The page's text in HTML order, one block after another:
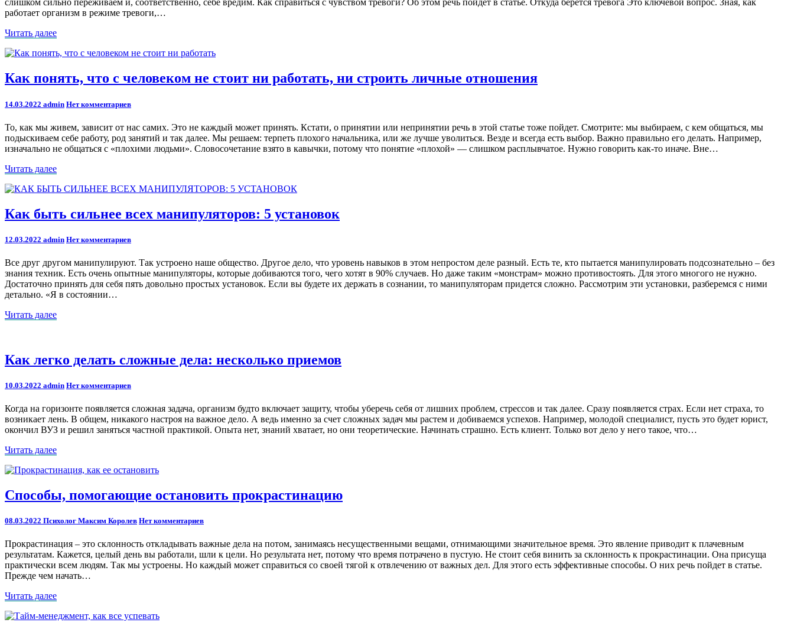
слишком сильно переживаем и, соответственно, себе вредим. Как справиться с чувством тревоги? Об этом речь пойдет в статье. Откуда берется тревога Это ключевой вопрос. Зная, как
работает организм в режиме тревоги,…
Читать далееЧитать
Как
понять,
с
не
стоит
ни
ни
личные
Как понять, что с человеком не стоит ни работать, ни строить личные отношения
14.03.2022 admin Comments
Нет комментариев
То, как мы живем, зависит от нас самих. Это не каждый может принять. Кстати, о принятии или непринятии речь в этой статье тоже пойдет. Смотрите: мы выбираем, с кем общаться, мы
подыскиваем себе работу, род занятий и так далее. Мы решаем: терпеть плохого начальника, или же лучше уволиться. Везде и всегда есть выбор. Важно правильно его делать. Например,
изначально не общаться с «плохими людьми». Словосочетание взято в кавычки, потому что понятие «плохой» — слишком расплывчатое. Нужно говорить как-то иначе. Вне…
Читать далееЧитать
Как
быть
всех
5
установок
Как быть сильнее всех манипуляторов: 5 установок
12.03.2022 admin Comments
Нет комментариев
Все друг другом манипулируют. Так устроено наше общество. Другое дело, что уровень навыков в этом непростом деле разный. Есть те, кто пытается манипулировать подсознательно – без
знания техник. Есть очень опытные манипуляторы, которые добиваются того, чего хотят в 90% случаев. Но даже таким «монстрам» можно противостоять. Для этого многого не нужно.
Достаточно принять для себя пять довольно простых установок. Если вы будете их держать в сознании, то манипуляторам придется сложно. Рассмотрим эти установки, разберемся с ними
детально. «Я в состоянии…
Читать далееЧитать
Как
легко
сложные
несколько
приемов
Как легко делать сложные дела: несколько приемов
10.03.2022 admin Comments
Нет комментариев
Когда на горизонте появляется сложная задача, организм будто включает защиту, чтобы уберечь себя от лишних проблем, стрессов и так далее. Сразу появляется страх. Если нет страха, то
возникает лень. В общем, никакого настроя на важное дело. А ведь именно за счет сложных задач мы растем и добиваемся успехов. Например, молодой специалист, пусть это будет юрист,
окончил ВУЗ и решил заняться частной практикой. Опыта нет, знаний хватает, но они теоретические. Начинать страшно. Есть клиент. Только вот дело у него такое, что…
Читать далееЧитать
Способы,
помогающие
прокрастинацию
Способы, помогающие остановить прокрастинацию
08.03.2022 Психолог Максим Королев Comments
Нет комментариев
Прокрастинация – это склонность откладывать важные дела на потом, занимаясь несущественными вещами, отнимающими значительное время. Это явление приводит к плачевным
результатам. Кажется, целый день вы работали, шли к цели. Но результата нет, потому что время потрачено в пустую. Не стоит себя винить за склонность к прокрастинации. Она присуща
практически всем людям. Так мы устроены. Но каждый может справиться со своей тягой к отвлечению от важных дел. Для этого есть эффективные способы. О них речь пойдет в статье.
Прежде чем начать…
Читать далееЧитать